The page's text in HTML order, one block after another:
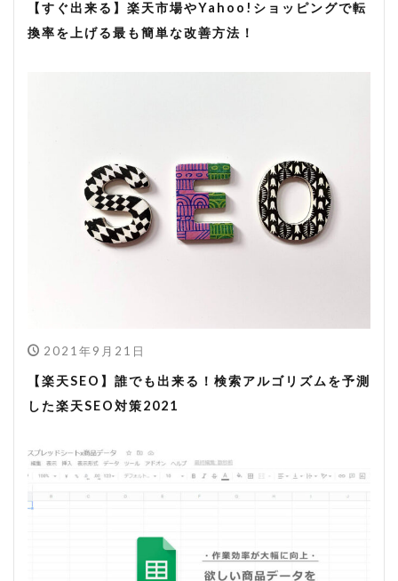
【すぐ出来る】楽天市場やYahoo!ショッピングで転
換率を上げる最も簡単な改善方法！
2021年9月21日
【楽天SEO】誰でも出来る！検索アルゴリズムを予測
した楽天SEO対策2021